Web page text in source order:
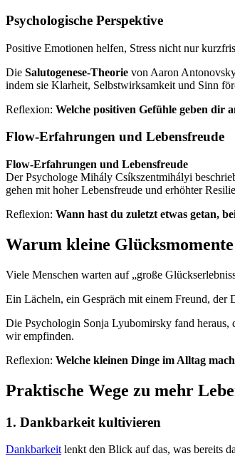
Psychologische Perspektive
Positive Emotionen helfen, Stress nicht nur
Die Salutogenese-Theorie von Aaron
indem sie Klarheit, Selbstwirksamkeit und Sinn
Reflexion: Welche positiven Gefühle geben dir
Flow-Erfahrungen und Lebensfreude
Flow-Erfahrungen und Lebensfreude
Der Psychologe Mihály Csíkszentmihályi
gehen mit hoher Lebensfreude und erhöhter
Reflexion: Wann hast du zuletzt etwas getan,
Warum kleine
Viele Menschen warten auf „große
Ein Lächeln, ein Gespräch mit einem Freund,
Die Psychologin Sonja Lyubomirsky fand heraus,
wir empfinden.
Reflexion: Welche kleinen Dinge im Alltag
Praktische Wege zu mehr
1. Dankbarkeit kultivieren
Dankbarkeit lenkt den Blick auf das, was bereits